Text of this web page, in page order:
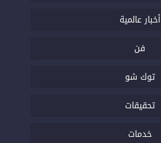
أخبار عالمية
فن
توك شو
تحقيقات
خدمات